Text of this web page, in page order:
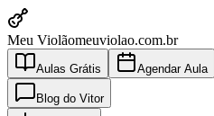
Meu Violãomeuviolao.com.br
Aulas Grátis Agendar Aula
Blog do Vitor